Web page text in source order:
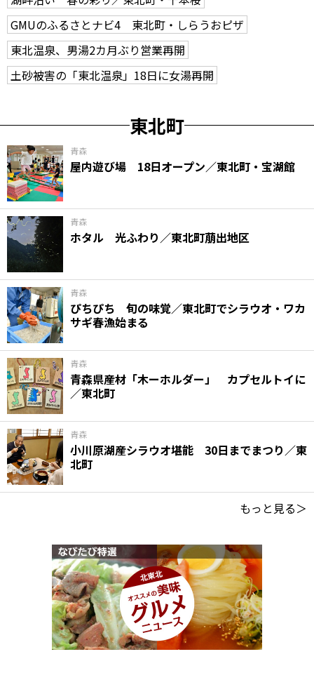
GMUのふるさとナビ4 東北町・しらうおピザ
東北温泉、男湯2カ月ぶり営業再開
土砂被害の「東北温泉」18日に女湯再開
東北町
青森
屋内遊び場 18日オープン／東北町・宝湖館
青森
ホタル 光ふわり／東北町萠出地区
青森
ぴちぴち 旬の味覚／東北町でシラウオ・ワカ
サギ春漁始まる
青森
青森県産材「木ーホルダー」 カプセルトイに
／東北町
青森
小川原湖産シラウオ堪能 30日までまつり／東
北町
もっと見る＞